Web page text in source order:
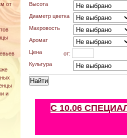
от
и
Высота
Диаметр цветка
Махровость
Аромат
Цена
от:
Культура
С 10.06